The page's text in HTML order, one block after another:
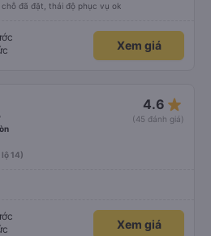
đã đặt, thái độ phục vụ ok
Xem giá
4.6 star_rate
(45 đánh giá)
lộ 14)
Xem giá